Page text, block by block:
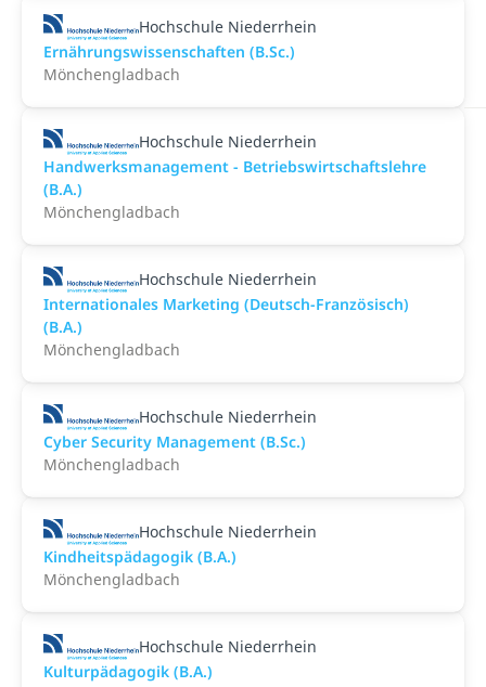
Hochschule Niederrhein
Ernährungswissenschaften (B.Sc.)
Mönchengladbach
Hochschule Niederrhein
Handwerksmanagement - Betriebswirtschaftslehre
(B.A.)
Mönchengladbach
Hochschule Niederrhein
Internationales Marketing (Deutsch-Französisch)
(B.A.)
Mönchengladbach
Hochschule Niederrhein
Cyber Security Management (B.Sc.)
Mönchengladbach
Hochschule Niederrhein
Kindheitspädagogik (B.A.)
Mönchengladbach
Hochschule Niederrhein
Kulturpädagogik (B.A.)